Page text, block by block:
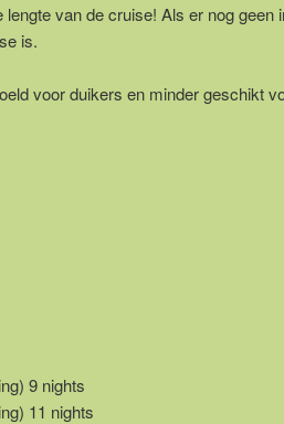
van de cruise! Als er nog
is.
voor duikers en minder geschikt
9 nights
11 nights